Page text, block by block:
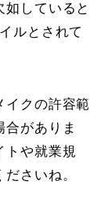
していると
ルとされて
クの許容範
合がありま
トや就業規
さいね。